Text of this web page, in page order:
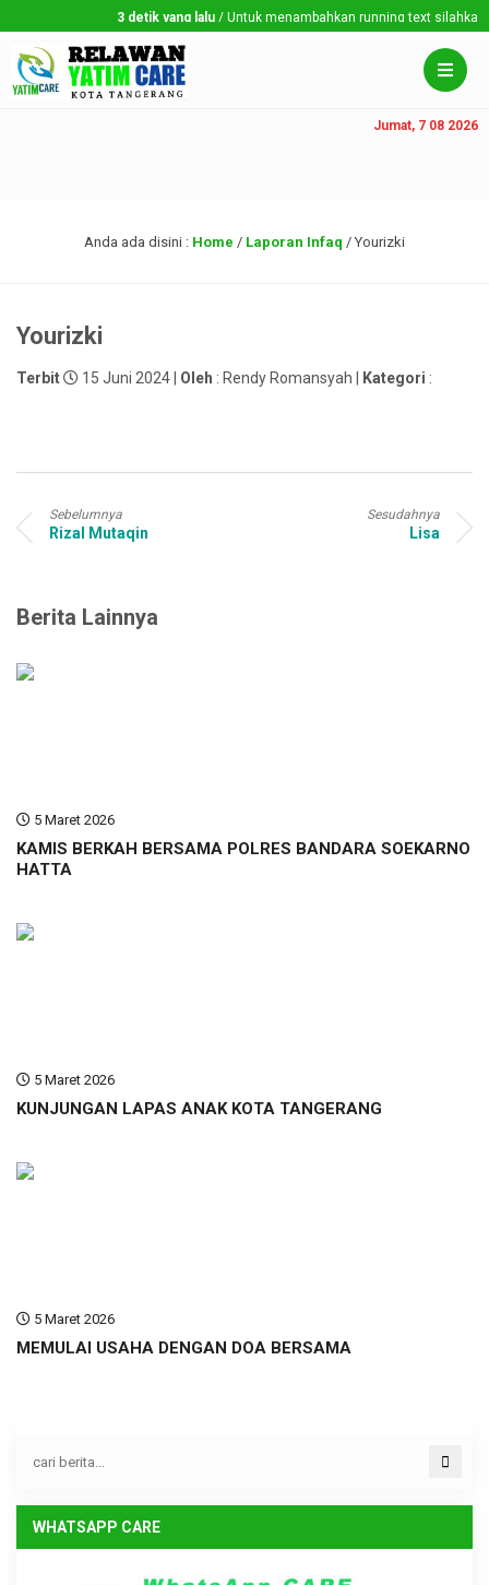
3 detik yang lalu / Untuk menambahkan running text silahkan ke
Jumat, 7 08 2026
Anda ada disini : Home / Laporan Infaq / Yourizki
Yourizki
Terbit 15 Juni 2024 | Oleh : Rendy Romansyah | Kategori :
Sebelumnya
Rizal Mutaqin
Sesudahnya
Lisa
Berita Lainnya
5 Maret 2026
KAMIS BERKAH BERSAMA POLRES BANDARA SOEKARNO
HATTA
5 Maret 2026
KUNJUNGAN LAPAS ANAK KOTA TANGERANG
5 Maret 2026
MEMULAI USAHA DENGAN DOA BERSAMA
WHATSAPP CARE